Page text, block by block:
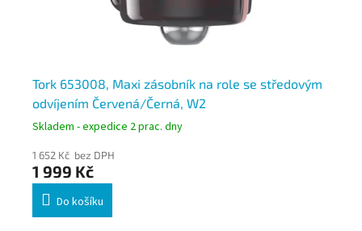
Tork 653008, Maxi zásobník na role se středovým
odvíjením Červená/Černá, W2
Skladem - expedice 2 prac. dny
1 652 Kč bez DPH
1 999 Kč
Do košíku